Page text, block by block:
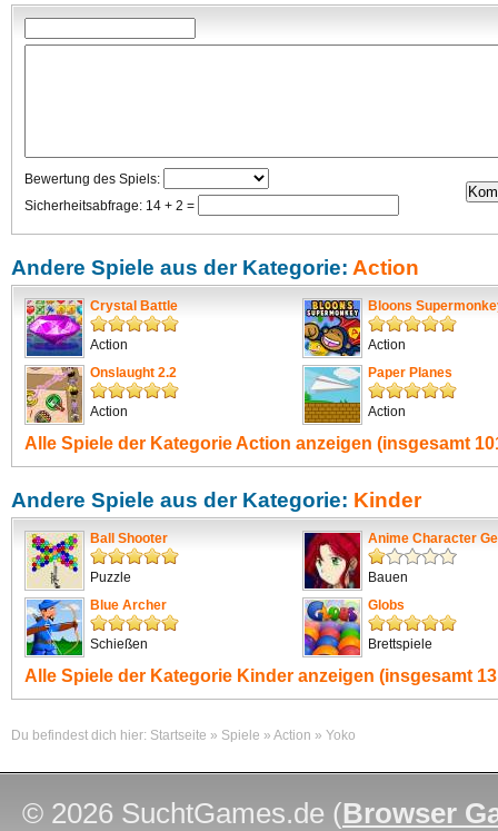
Bewertung des Spiels:
Sicherheitsabfrage: 14 + 2 =
Andere Spiele aus der Kategorie: Action
Crystal Battle
Action
Bloons
Action
Onslaught 2.2
Action
Paper Planes
Action
Alle Spiele der KategorieAction anzeigen (insgesamt
Andere Spiele aus der Kategorie: Kinder
Ball Shooter
Puzzle
Anime Character
Bauen
Blue Archer
Schießen
Globs
Brettspiele
Alle Spiele der Kategorie Kinder anzeigen (insgesamt
Du befindest dich hier: Startseite » Spiele » Action » Yoko
© 2026 SuchtGames.de (Browser